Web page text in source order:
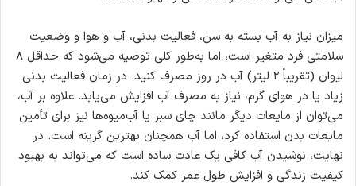
میزان نیاز به آب بسته به سن، فعالیت بدنی، آب و هوا و وضعیت
سلامتی فرد متغیر است، اما به‌طور کلی توصیه می‌شود که حداقل ۸
لیوان (تقریباً ۲ لیتر) آب در روز مصرف کنید. در زمان فعالیت بدنی
زیاد یا در هوای گرم، نیاز به مصرف آب افزایش می‌یابد. علاوه بر آب،
می‌توان از مایعات دیگر مانند چای سبز یا آب‌میوه‌ها نیز برای تأمین
مایعات بدن استفاده کرد، اما آب همچنان بهترین گزینه است. در
نهایت، نوشیدن آب کافی یک عادت ساده است که می‌تواند به بهبود
کیفیت زندگی و افزایش طول عمر کمک کند.